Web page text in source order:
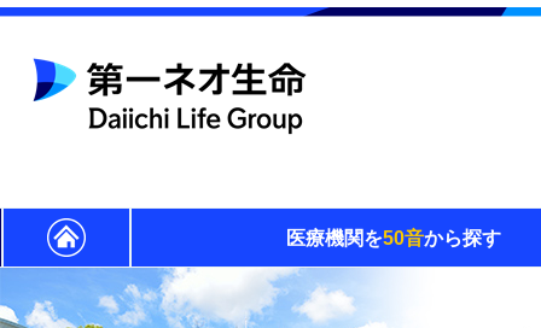
医療機関を50音から探す